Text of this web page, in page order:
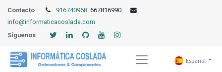
Contacto 916740968 667816990
info@informaticacoslada.com
Síguenos
Español